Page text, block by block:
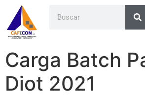
Carga Batch
Diot 2021